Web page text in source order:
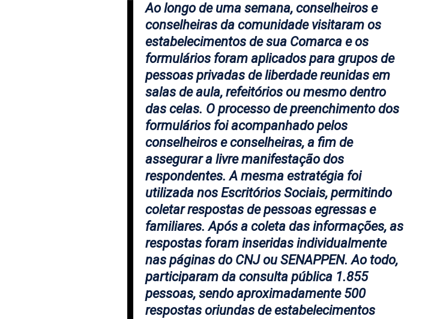
Ao longo de uma semana, conselheiros e
conselheiras da comunidade visitaram os
estabelecimentos de sua Comarca e os
formulários foram aplicados para grupos de
pessoas privadas de liberdade reunidas em
salas de aula, refeitórios ou mesmo dentro
das celas. O processo de preenchimento dos
formulários foi acompanhado pelos
conselheiros e conselheiras, a fim de
assegurar a livre manifestação dos
respondentes. A mesma estratégia foi
utilizada nos Escritórios Sociais, permitindo
coletar respostas de pessoas egressas e
familiares. Após a coleta das informações, as
respostas foram inseridas individualmente
nas páginas do CNJ ou SENAPPEN. Ao todo,
participaram da consulta pública 1.855
pessoas, sendo aproximadamente 500
respostas oriundas de estabelecimentos